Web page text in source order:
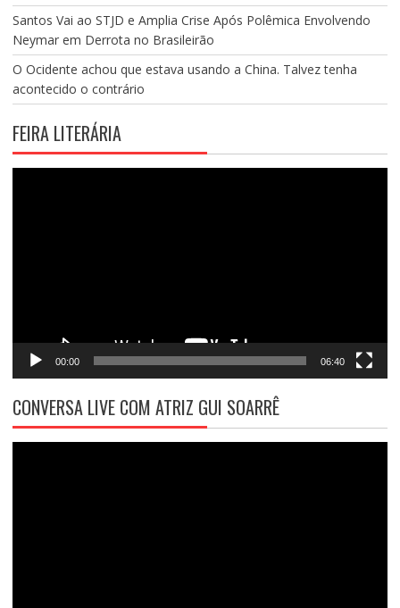
Santos Vai ao STJD e Amplia Crise Após Polêmica Envolvendo
Neymar em Derrota no Brasileirão
O Ocidente achou que estava usando a China. Talvez tenha
acontecido o contrário
FEIRA LITERÁRIA
00:00 06:40
CONVERSA LIVE COM ATRIZ GUI SOARRÊ